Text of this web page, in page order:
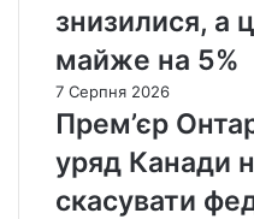
знизилися, а
майже на 5%
7 Серпня 2026
Прем’єр
уряд Канади
скасувати